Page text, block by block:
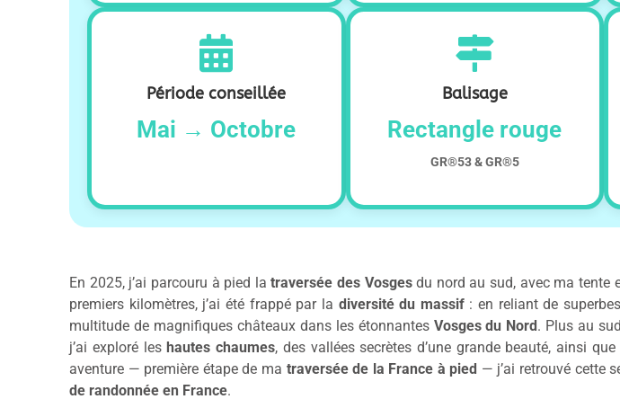
Période conseillée
Mai → Octobre
Balisage
Rectangle rouge
GR®53 & GR®5
En 2025, j’ai parcouru à pied latraversée des Vosgesdu nord au sud, avec ma tente
premiers kilomètres, j’ai été frappé par la diversité du massif: en reliant de
multitude de magnifiques châteaux dans les étonnantes Vosges du Nord. Plus au
j’ai exploré leshautes chaumes, des vallées secrètes d’une grande beauté, ainsi
aventure — première étape de ma traversée de la France à pied — j’ai retrouvé cette
de randonnée en France.